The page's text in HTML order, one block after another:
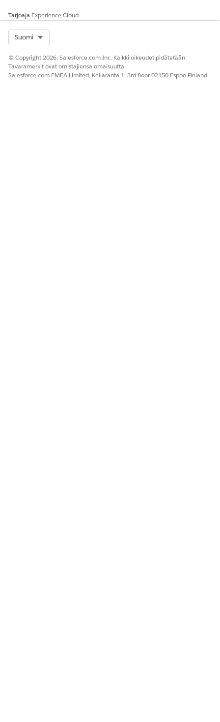
puolesta, tehdäksesi yhteenvedon jälleenmyyjistä,
sieppaakseen mahdollisuuksia ja ajoittaakseen testiajoja.
RATKAISIKO TÄMÄ ARTIKKELI ONGELMASI?
Anna palautetta, jotta voimme kehittyä!
Tarjoaja Experience Cloud
Suomi
© Copyright 2026, Salesforce.com Inc. Kaikki oikeudet pidätetään.
Tavaramerkit ovat omistajiensa omaisuutta.
Salesforce.com EMEA Limited, Keilaranta 1, 3rd floor 02150 Espoo Finland